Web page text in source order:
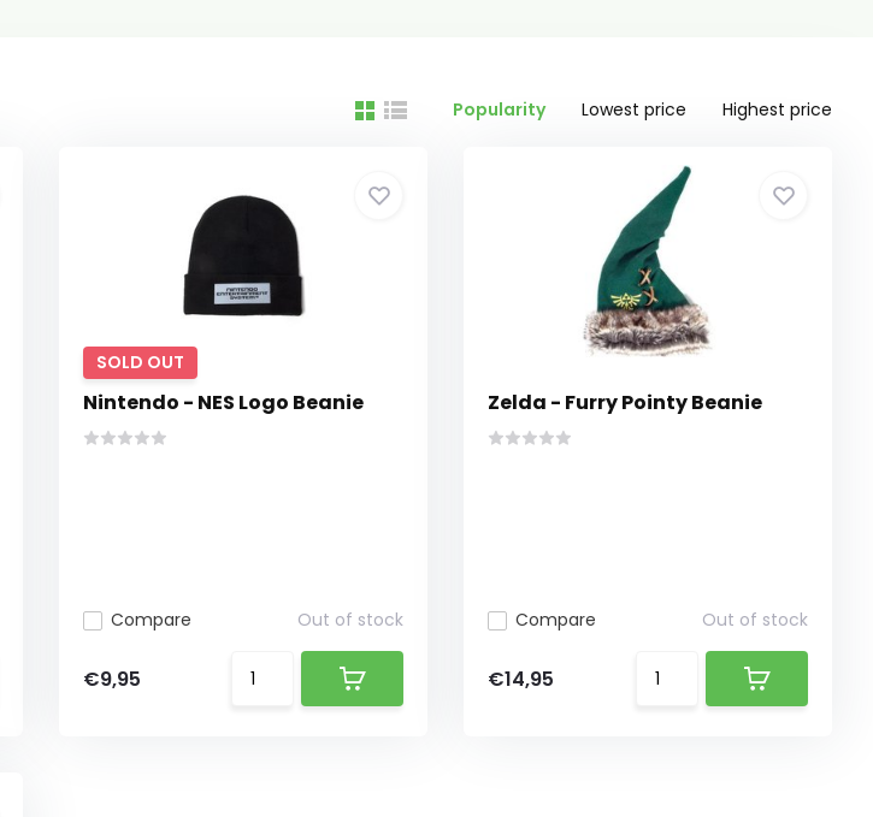
Popularity Lowest price Highest price
SOLD OUT
Nintendo - NES Logo Beanie
Compare Out of stock
€9,95
Zelda - Furry Pointy Beanie
Compare Out of stock
€14,95